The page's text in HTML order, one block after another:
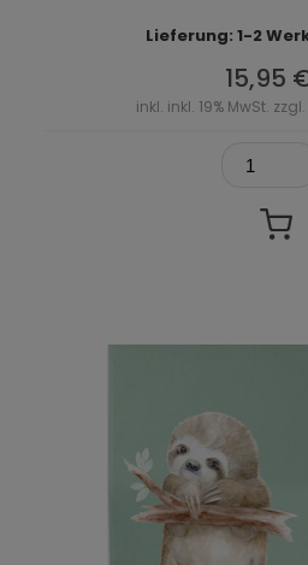
Lieferung: 1-2
15,95
inkl. inkl. 19% MwSt. zzgl.